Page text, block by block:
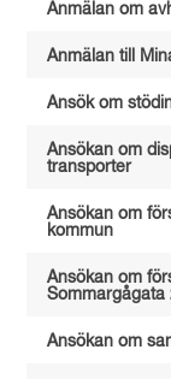
Anmälan om
Anmälan till
Ansök om
Ansökan om
transporter
Ansökan om
kommun
Ansökan om
Sommargågata
Ansökan om